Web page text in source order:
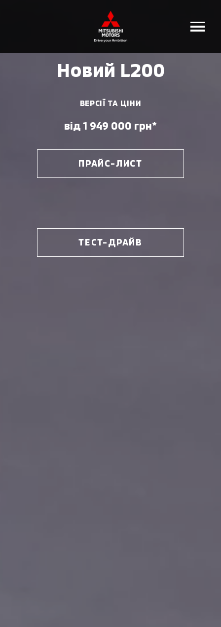
ВЕРСІЇ ТА ЦІНИ
Новий L200
від 1 949 000 грн*
ПРАЙС-ЛИСТ
ТЕСТ-ДРАЙВ